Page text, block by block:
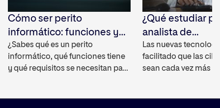
Cómo ser perito
informático: funciones y
requisitos para el puesto
¿Sabes qué es un perito
informático, qué funciones tiene
y qué requisitos se necesitan para
¿Qué estudiar
analista de
Las nuevas
facilitado que las
sean cada vez más